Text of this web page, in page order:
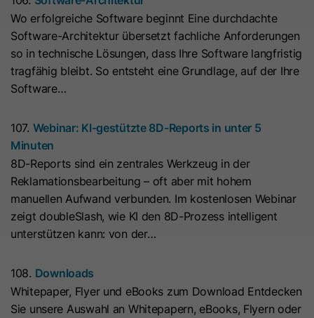
Wo erfolgreiche Software beginnt Eine durchdachte
Software-Architektur übersetzt fachliche Anforderungen
so in technische Lösungen, dass Ihre Software langfristig
tragfähig bleibt. So entsteht eine Grundlage, auf der Ihre
Software…
107. Webinar: KI-gestützte 8D-Reports in unter 5
Minuten
8D-Reports sind ein zentrales Werkzeug in der
Reklamationsbearbeitung – oft aber mit hohem
manuellen Aufwand verbunden. Im kostenlosen Webinar
zeigt doubleSlash, wie KI den 8D-Prozess intelligent
unterstützen kann: von der…
108. Downloads
Whitepaper, Flyer und eBooks zum Download Entdecken
Sie unsere Auswahl an Whitepapern, eBooks, Flyern oder
bösartigen Spam-Angriffen zu
schützen.
Anbieter Cloudflare
Laufzeit Es läuft am Ende der Sitzung ab
Zweck
Dieses Cookie wird durch den CDN-
Ratenbeschränkungen festgelegt.
Erfahren Sie mehr über Cloudflare-
(https://support.cloudflare.com/hc/en-
us/articles/200170156-Understanding-
Ende der Sitzung ab.
Name CLID
Anbieter www.clarity.ms
Zeichenfolge „Ja“ oder „Nein“.
Name __hs_d_not_tracking
Anbieter
Laufzeit 13 Monate
Zweck
werden, dass der Tracking-Code
keine Informationen an HubSpot
sendet. Es enthält die Zeichenfolge
„Ja“.
Name
Anbieter HubSpot
Zweck
Der Google Tag Manager dient
ausschließlich der Verwaltung und
Ausspielung von Tags (z. B. Google
Analytics). Der Dienst setzt selbst
anbieten können.